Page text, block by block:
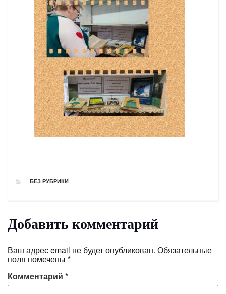
РУБРИКИ
БЕЗ РУБРИКИ
Добавить комментарий
Ваш адрес email не будет опубликован. Обязательные
поля помечены *
Комментарий *